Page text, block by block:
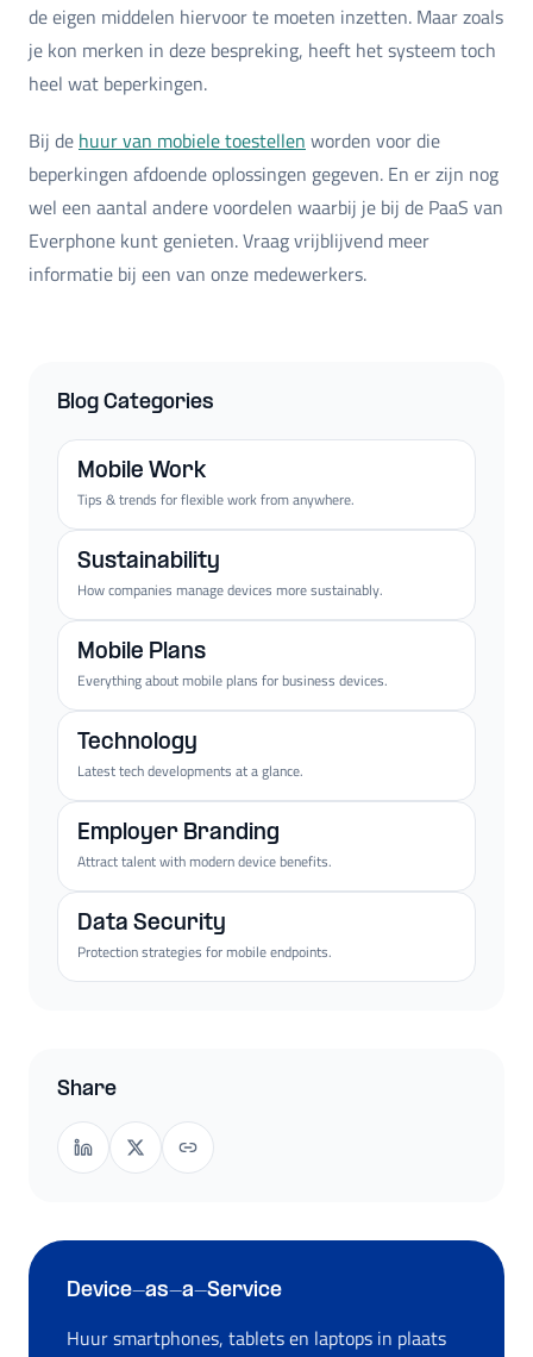
de eigen middelen hiervoor te moeten inzetten. Maar zoals
je kon merken in deze bespreking, heeft het systeem toch
heel wat beperkingen.
Bij de huur van mobiele toestellen worden voor die
beperkingen afdoende oplossingen gegeven. En er zijn nog
wel een aantal andere voordelen waarbij je bij de PaaS van
Everphone kunt genieten. Vraag vrijblijvend meer
informatie bij een van onze medewerkers.
Blog Categories
Mobile Work
Tips & trends for flexible work from anywhere.
Sustainability
How companies manage devices more sustainably.
Mobile Plans
Everything about mobile plans for business devices.
Technology
Latest tech developments at a glance.
Employer Branding
Attract talent with modern device benefits.
Data Security
Protection strategies for mobile endpoints.
Share
Device-as-a-Service
Huur smartphones, tablets en laptops in plaats